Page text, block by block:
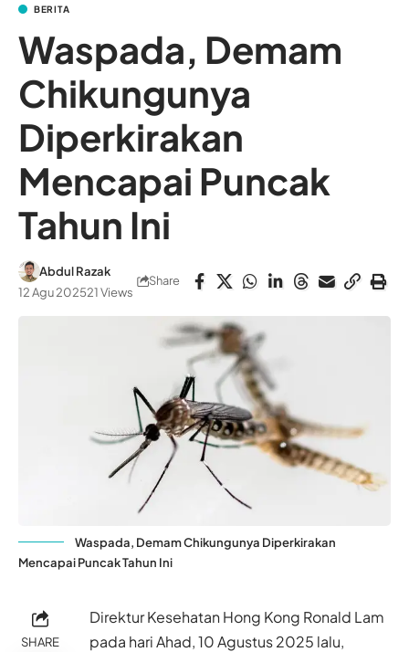
BERITA
Waspada, Demam
Chikungunya
Diperkirakan
Mencapai Puncak
Tahun Ini
Abdul Razak
12 Agu 202521 Views
Share
Waspada, Demam Chikungunya Diperkirakan
Mencapai Puncak Tahun Ini
SHARE
Direktur Kesehatan Hong Kong Ronald Lam
pada hari Ahad, 10 Agustus 2025 lalu,